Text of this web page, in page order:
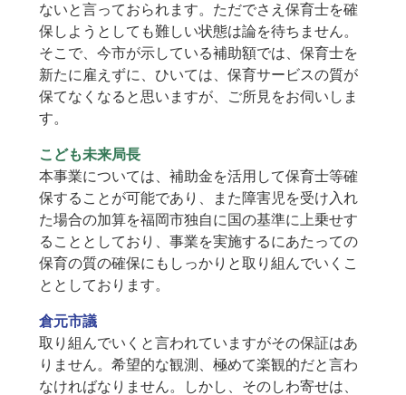
ないと言っておられます。ただでさえ保育士を確
保しようとしても難しい状態は論を待ちません。
そこで、今市が示している補助額では、保育士を
新たに雇えずに、ひいては、保育サービスの質が
保てなくなると思いますが、ご所見をお伺いしま
す。
こども未来局長
本事業については、補助金を活用して保育士等確
保することが可能であり、また障害児を受け入れ
た場合の加算を福岡市独自に国の基準に上乗せす
ることとしており、事業を実施するにあたっての
保育の質の確保にもしっかりと取り組んでいくこ
ととしております。
倉元市議
取り組んでいくと言われていますがその保証はあ
りません。希望的な観測、極めて楽観的だと言わ
なければなりません。しかし、そのしわ寄せは、